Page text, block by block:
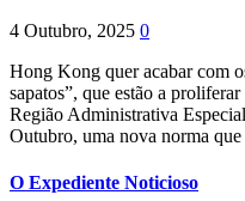
4 Outubro, 2025 0
Hong Kong quer acabar com
sapatos”, que estão a
Região Administrativa
Outubro, uma nova norma
O Expediente Noticioso